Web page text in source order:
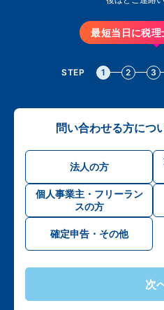
最短当日に税理
STEP 1 2 3
問い合わせる方につ
法人の方
個人事業主・フリーラン
スの方
確定申告・その他
次